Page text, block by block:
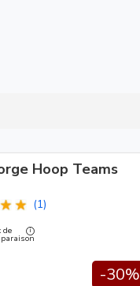
Hoop Teams
(1)
de
-30%